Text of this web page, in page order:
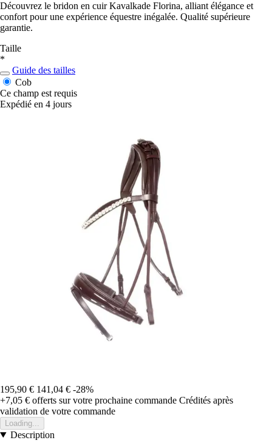
Découvrez le bridon en cuir Kavalkade Florina, alliant élégance et
confort pour une expérience équestre inégalée. Qualité supérieure
garantie.
Taille
*
Guide des tailles
Cob
Ce champ est requis
Expédié en 4 jours
195,90 € 141,04 € -28%
+7,05 € offerts sur votre prochaine commande Crédités après
validation de votre commande
Loading...
Description